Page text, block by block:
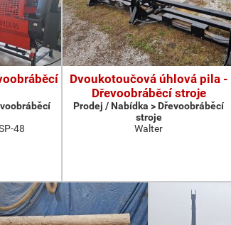
48
Dvoukotoučová úhlová pila -
Dřevoobráběcí stroje
Prodej / Nabídka > Dřevoobráběcí
stroje
Walter